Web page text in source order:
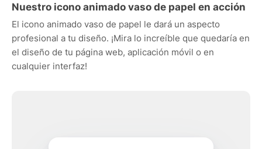
Nuestro icono animado vaso de papel en acción
El icono animado vaso de papel le dará un aspecto
profesional a tu diseño. ¡Mira lo increíble que quedaría en
el diseño de tu página web, aplicación móvil o en
cualquier interfaz!